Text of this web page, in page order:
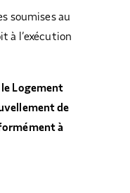
soumises au
à l’exécution
Logement
de
à